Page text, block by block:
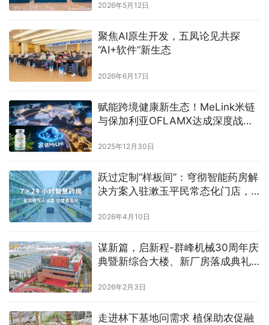
2026年5月12日
聚焦AI原生开发，五凤论见共探
“AI+软件”新生态
2026年6月17日
赋能跨境健康新生态！MeLink米链
与保加利亚OFLAMX达成深度战略
2025年12月30日
跃过定制“样板间”：穹彻智能药房解
决方案入驻漱玉平民常态化门店，
2026年4月10日
谋新篇，启新程-群峰机械30周年庆
典暨新综合大楼、新厂房落成典礼
2026年2月3日
走进林下基地问需求 植保助农促融